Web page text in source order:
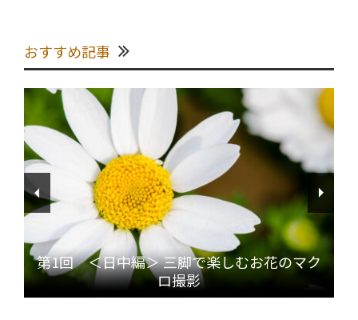
おすすめ記事
第1回 ＜日中編＞ 三脚で楽しむお花のマク
ロ撮影